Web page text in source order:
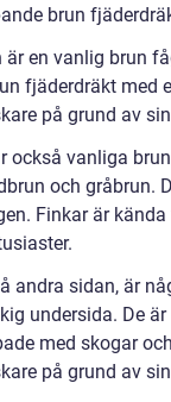
brun
är en vanlig brun
fjäderdräkt med
på grund av
också vanliga
och gråbrun.
Finkar är
andra sidan, är
undersida. De
med skogar
på grund av